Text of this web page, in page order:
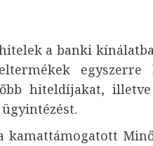
a banki
hiteldíjakat,
kamattámogatott